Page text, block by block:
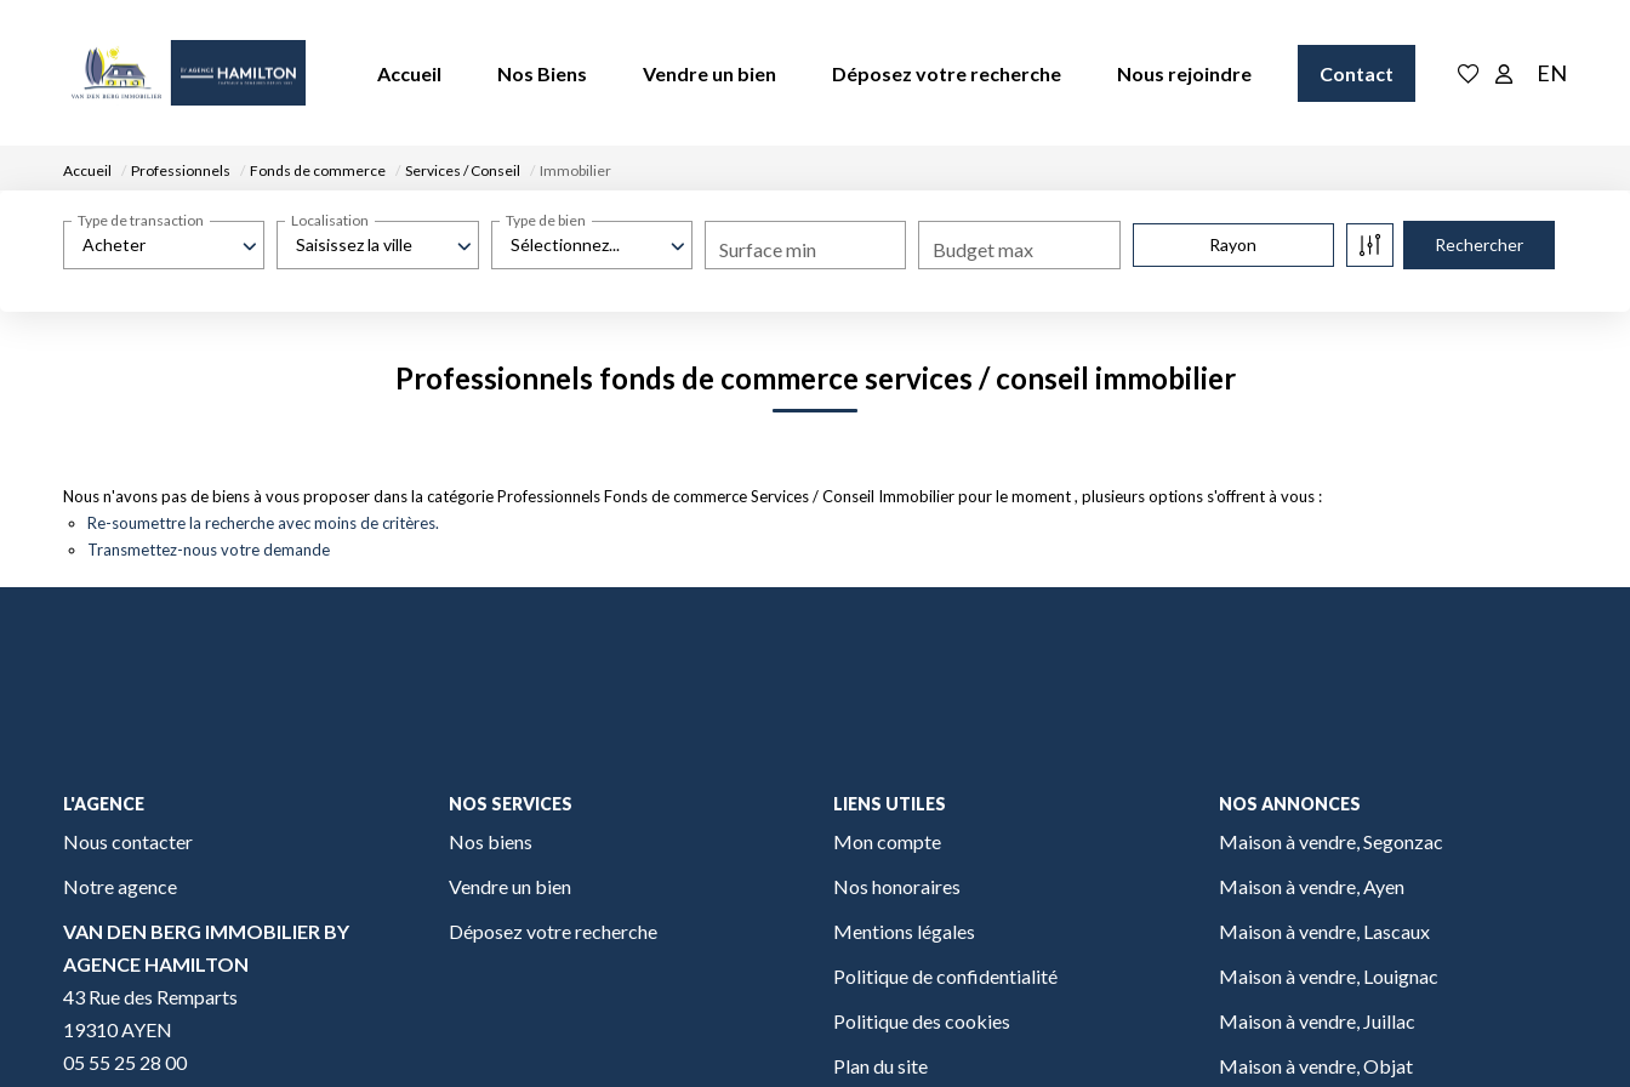
Accueil Nos Biens Vendre un bien Déposez votre recherche Nous rejoindre Contact EN
Accueil Professionnels Fonds de commerce Services / Conseil Immobilier
Acheter
Type de transaction
Saisissez la ville
Localisation
Sélectionnez...
Type de bien
Surface min Budget max Rayon
Professionnels fonds de commerce services / conseil immobilier
Nous n'avons pas de biens à vous proposer dans la catégorie Professionnels Fonds de commerce Services / Conseil Immobilier pour le moment , plusieurs options s'offrent à vous :
Re-soumettre la recherche avec moins de critères.
Transmettez-nous votre demande
L'AGENCE
Nous contacter
Notre agence
VAN DEN BERG IMMOBILIER BY
AGENCE HAMILTON
43 Rue des Remparts
19310 AYEN
05 55 25 28 00
NOS SERVICES
Nos biens
Vendre un bien
Déposez votre recherche
LIENS UTILES
Mon compte
Nos honoraires
Mentions légales
Politique de confidentialité
Politique des cookies
Plan du site
NOS ANNONCES
Maison à vendre, Segonzac
Maison à vendre, Ayen
Maison à vendre, Lascaux
Maison à vendre, Louignac
Maison à vendre, Juillac
Maison à vendre, Objat